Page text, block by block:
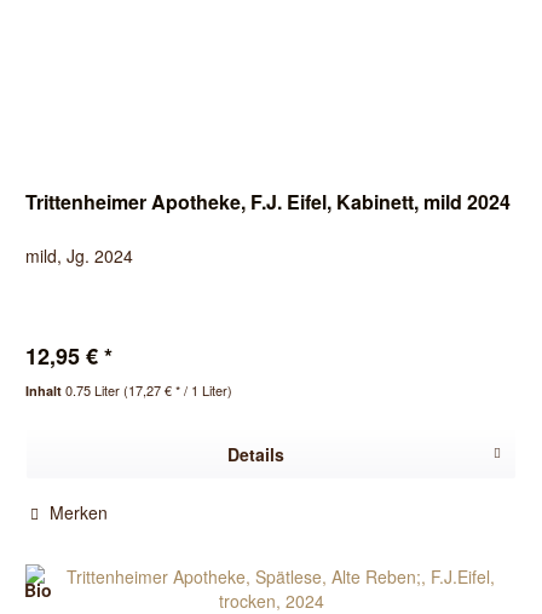
Trittenheimer Apotheke, F.J. Eifel, Kabinett, mild 2024
mild, Jg. 2024
12,95 € *
Inhalt0.75 Liter(17,27 € * / 1 Liter)
Details
Merken
Bio